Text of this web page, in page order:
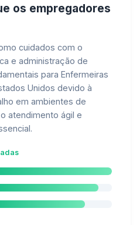
os empregadores
cuidados com o
e administração de
para Enfermeiras
Unidos devido à
em ambientes de
atendimento ágil e